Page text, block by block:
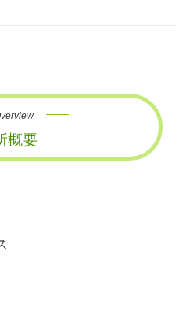
概要